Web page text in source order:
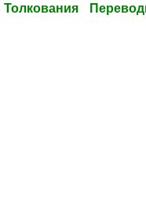
Толкования